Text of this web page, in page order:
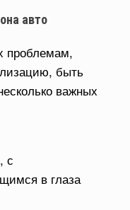
авто
проблемам,
быть
важных
с
в глаза